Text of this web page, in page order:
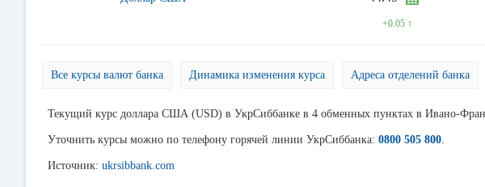
+0.05 ↑
Все курсы валют банка Динамика изменения курса Адреса отделений банка
Текущий курс доллара США (USD) в УкрСиббанке в 4 обменных пунктах в Ивано-
Уточнить курсы можно по телефону горячей линии УкрСиббанка: 0800 505 800.
Источник: ukrsibbank.com